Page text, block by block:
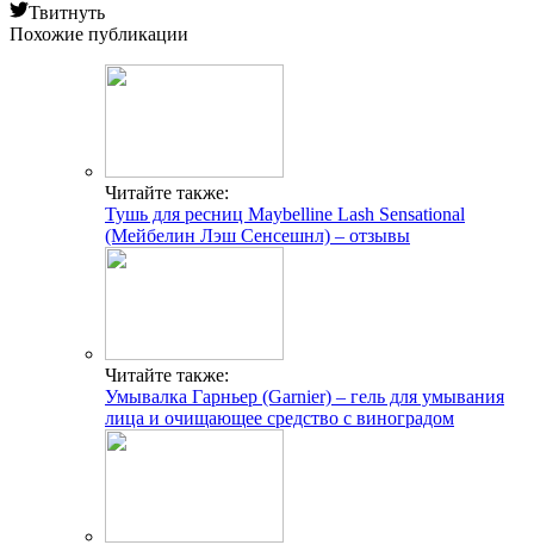
Твитнуть
Похожие публикации
Читайте также:
Тушь для ресниц Maybelline Lash Sensational
(Мейбелин Лэш Сенсешнл) – отзывы
Читайте также:
Умывалка Гарньер (Garnier) – гель для умывания
лица и очищающее средство с виноградом